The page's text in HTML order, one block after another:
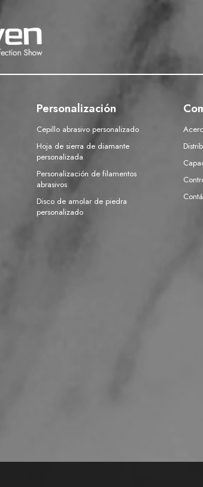
Personalización
Cepillo abrasivo personalizado
Hoja de sierra de diamante
personalizada
Personalización de filamentos
abrasivos
Disco de amolar de piedra
personalizado